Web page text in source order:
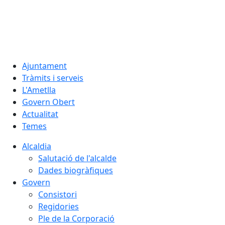
Ajuntament
Tràmits i serveis
L'Ametlla
Govern Obert
Actualitat
Temes
Alcaldia
Salutació de l'alcalde
Dades biogràfiques
Govern
Consistori
Regidories
Ple de la Corporació